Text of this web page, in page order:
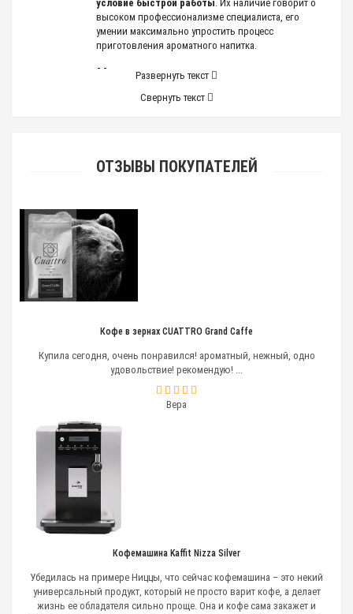
условие быстрой работы. Их наличие говорит о
высоком профессионализме специалиста, его
умении максимально упростить процесс
приготовления ароматного напитка.
Чем дополнить
функциональность
кофемашины, необходимы дополнительные
устройства, позволяющие приготовить напиток по
Для создания вкуснейших коктейлей
обязательна легкая молочная пенка,
получить которую можно только из
охлажденного продукта.
капучино или латте, необходимы специальные
аксессуары для кофемашин:
термос для охлаждения молока;
охладитель молока;
термос-контейнер для молока;
набор молочных трубок для автоматических
Термос для охлаждения молока
термос для охлаждения молока — емкости из
нержавеющей стали, которая поддерживает
течение длительного времени (до 8 часов).
Профессиональные бариста всегда имеют в своем
арсенале этот аксессуар.
Развернуть текст
Свернуть текст
ОТЗЫВЫ ПОКУПАТЕЛЕЙ
Кофе в зернах CUATTRO Grand Caffe
Купила сегодня, очень понравился! ароматный, нежный, одно
удовольствие! рекомендую! ...
Вера
Кофемашина Kaffit Nizza Silver
Убедилась на примере Ниццы, что сейчас кофемашина – это некий
универсальный продукт, который не просто варит кофе, а делает
жизнь ее обладателя сильно проще. Она и кофе сама закажет и